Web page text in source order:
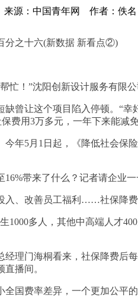
来源：中国青年网 作者：佚名
分之十六(新数据 新看点②)
！”沈阳创新设计服务有限公
让这个项目陷入停顿。“幸
费用3万多元，一年下来能
5月1日起，《降低社会保险
带来了什么？记者请企业一
改善员工福利……社保降费省
多人，其他中高端人才400
门海桐看来，社保降费后每
播间。
费率差异，一个更加公平的